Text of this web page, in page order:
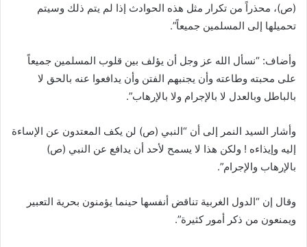
(ص)، محذراً من تكرار مثل هذه الحوادث إذا لم يتم ذلك وسيتم
تحميلها إلى المسلمين جميعاً”.
وأضاف: “نسأل الله عز وجل أن يؤلف بين قلوب المسلمين جميعاً
على محبته وطاعته وأن يجنبهم الفتن وأن يدافعوا عنه بالحق لا
بالباطل وبالعدل لا بالإجرام ولا بالإرهاب”.
وأشار السيد النمر إلى أن “النبي (ص) لن يكف المعتدون عن الإساءة
إليه وإيذاءه ! ولكن هذا لا يسمح لأحد أن يدافع عن النبي (ص)
بالإرهاب والإجرام”.
وقال إن “الدول الغربية تناقض أنفسها حينما يؤمنون بحرية التعبير
ويمنعون من ذكر أمور كثيرة”.